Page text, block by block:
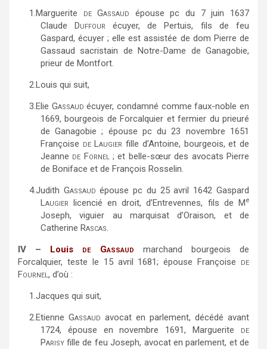
1.Marguerite de Gassaud épouse pc du 7 juin 1637
Claude Duffour écuyer, de Pertuis, fils de feu
Gaspard, écuyer ; elle est assistée de dom Pierre de
Gassaud sacristain de Notre-Dame de Ganagobie,
prieur de Montfort.
2.Louis qui suit,
3.Elie Gassaud écuyer, condamné comme faux-noble en
1669, bourgeois de Forcalquier et fermier du prieuré
de Ganagobie ; épouse pc du 23 novembre 1651
Françoise de Laugier fille d’Antoine, bourgeois, et de
Jeanne de Fornel; et belle-sœur des avocats Pierre
de Boniface et de François Rosselin.
4.Judith Gassaud épouse pc du 25 avril 1642 Gaspard
Laugier licencié en droit, d’Entrevennes, fils de Me
Joseph, viguier au marquisat d’Oraison, et de
Catherine Rascas.
IV – Louis de Gassaud
marchand bourgeois de
Forcalquier, teste le 15 avril 1681; épouse Françoise de
Fournel, d’où :
1.Jacques qui suit,
2.Etienne Gassaud avocat en parlement, décédé avant
1724, épouse en novembre 1691, Marguerite de
Parisyfille de feu Joseph, avocat en parlement, et de